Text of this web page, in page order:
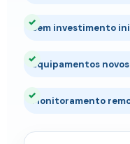
Sem investimento
Equipamentos novos
Monitoramento